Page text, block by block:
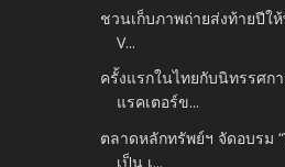
ชวนเก็บภาพถ่ายส่งท้ายปีใ
V...
ครั้งแรกในไทยกับนิทรรศก
แรคเตอร์ข...
ตลาดหลักทรัพย์ฯ จัดอบรม
เป็น เ...